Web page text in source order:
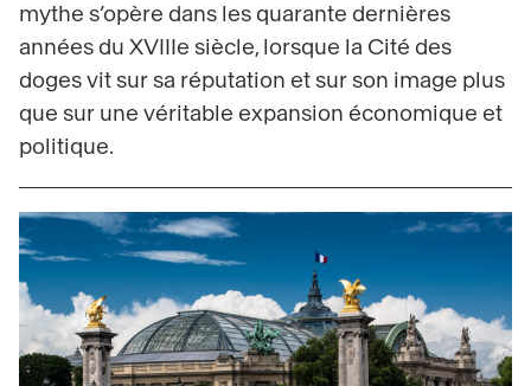
mythe s’opère dans les quarante dernières
années du XVIIIe siècle, lorsque la Cité des
doges vit sur sa réputation et sur son image plus
que sur une véritable expansion économique et
politique.